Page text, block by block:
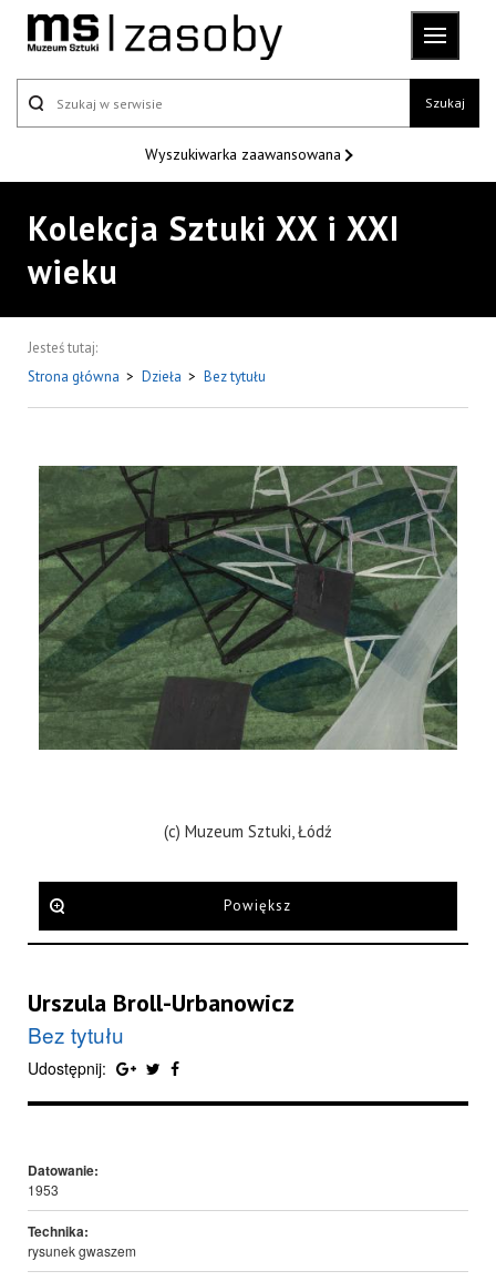
Szukaj
Wyszukiwarka zaawansowana
Kolekcja Sztuki XX i XXI
wieku
Jesteś tutaj:
Strona główna > Dzieła > Bez tytułu
(c) Muzeum Sztuki, Łódź
Powiększ
Urszula Broll-Urbanowicz
Bez tytułu
Udostępnij:
Datowanie:
1953
Technika:
rysunek gwaszem